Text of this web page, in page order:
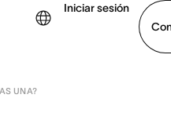
Iniciar sesión
Ver demo
UNA?